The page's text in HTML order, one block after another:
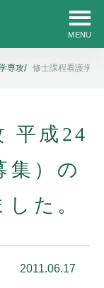
専攻 修士課程看護学専
平成24
集）の
た。
2011.06.17